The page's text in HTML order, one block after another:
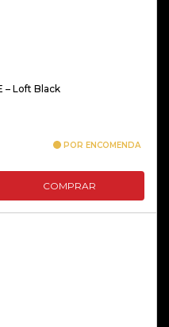
– Loft Black
POR ENCOMENDA
COMPRAR